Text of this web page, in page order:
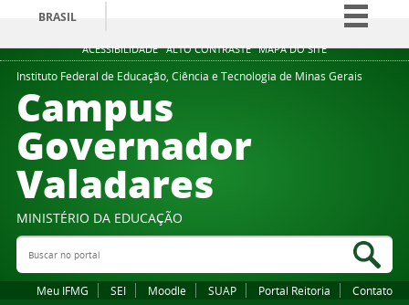
ACESSIBILIDADE ALTO CONTRASTE MAPA DO SITE
BRASIL
Simplifique!
Comunica BR
Instituto Federal de Educação, Ciência e Tecnologia de Minas Gerais
Campus
Governador
Valadares
MINISTÉRIO DA EDUCAÇÃO
Buscar no portal
Meu IFMG SEI Moodle SUAP Portal Reitoria Contato